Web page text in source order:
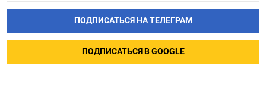
ПОДПИСАТЬСЯ НА ТЕЛЕГРАМ
ПОДПИСАТЬСЯ В GOOGLE